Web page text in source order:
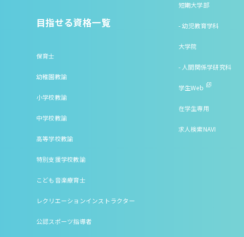
目指せる資格一覧
保育士
幼稚園教諭
小学校教諭
中学校教諭
高等学校教諭
特別支援学校教諭
こども音楽療育士
レクリエーションインストラクター
公認スポーツ指導者
短期大学部
- 幼児教育学科
大学院
- 人間関係学研究科
学生Web
在学生専用
求人検索NAVI